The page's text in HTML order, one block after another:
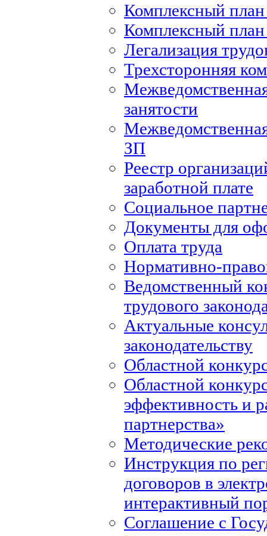
Комплексный
Комплексный
Легализация
Трехсторонняя
занятости
ЗП
Реестр
заработной плате
Социальное
Документы для
Оплата труда
Нормативно-
Ведомственный
трудового
Актуальные
законодательству
Областной
Областной
эффективность и
партнерства»
Методические
Инструкция по
договоров в
интерактивный
Соглашение с